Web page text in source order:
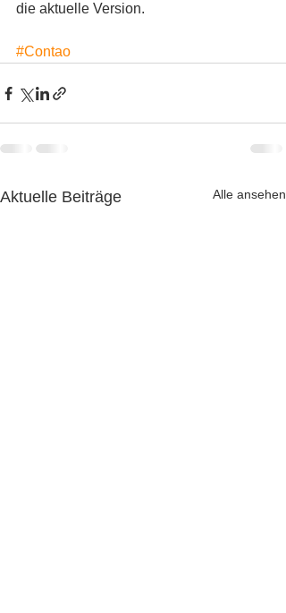
die aktuelle Version.
#Contao
Aktuelle Beiträge Alle ansehen